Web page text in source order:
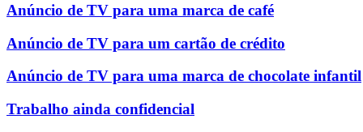
Anúncio de TV para uma marca de café
Anúncio de TV para um cartão de crédito
Anúncio de TV para uma marca de chocolate infantil
Trabalho ainda confidencial